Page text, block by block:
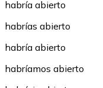
habría abierto
habrías abierto
habría abierto
habríamos abierto